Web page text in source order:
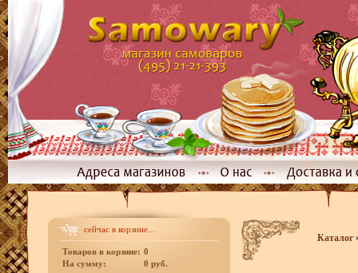
сейчас в корзине...
Товаров в корзине: 0
На сумму:
0 руб.
Каталог